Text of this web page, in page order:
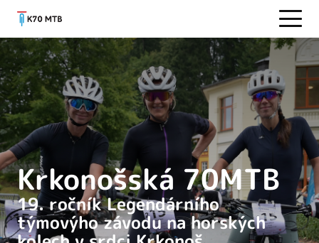
Krkonošská 70MTB
19. ročník Legendárního
týmovýho závodu na horských